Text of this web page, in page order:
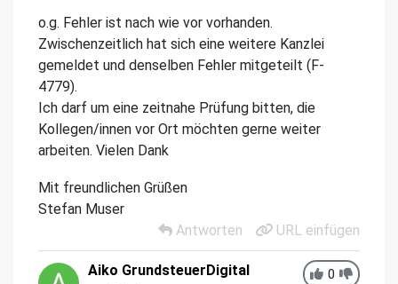
o.g. Fehler ist nach wie vor vorhanden.
Zwischenzeitlich hat sich eine weitere Kanzlei
gemeldet und denselben Fehler mitgeteilt (F-
4779).
Ich darf um eine zeitnahe Prüfung bitten, die
Kollegen/innen vor Ort möchten gerne weiter
arbeiten. Vielen Dank
Mit freundlichen Grüßen
Stefan Muser
Antworten
URL einfügen
0
Aiko GrundsteuerDigital